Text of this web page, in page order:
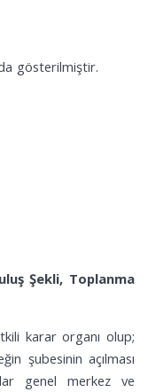
gösterilmiştir.
Şekli, Toplanma
karar organı olup;
şubesinin açılması
genel merkez ve